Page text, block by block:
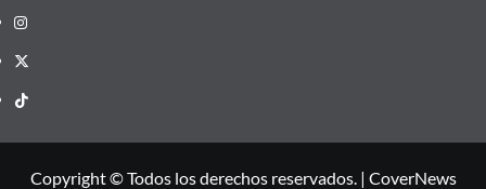
Copyright © Todos los derechos reservados. | CoverNews